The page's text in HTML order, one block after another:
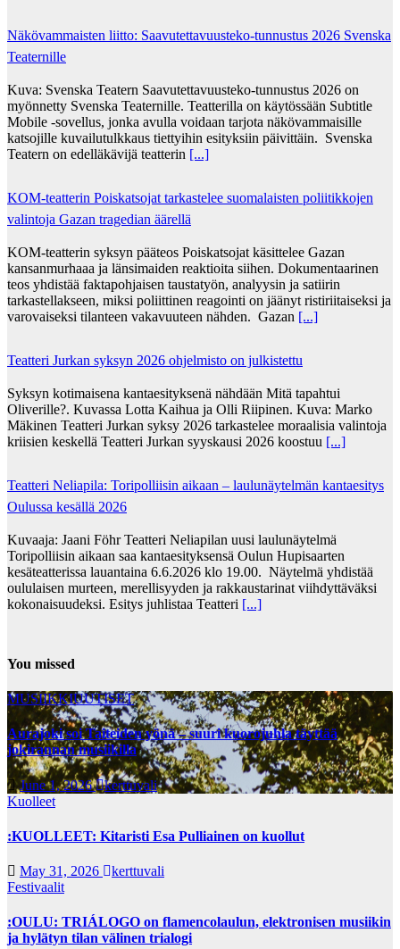
Näkövammaisten liitto: Saavutettavuusteko-tunnustus 2026 Svenska
Teaternille
Kuva: Svenska Teatern Saavutettavuusteko-tunnustus 2026 on
myönnetty Svenska Teaternille. Teatterilla on käytössään Subtitle
Mobile -sovellus, jonka avulla voidaan tarjota näkövammaisille
katsojille kuvailutulkkaus tiettyihin esityksiin päivittäin. Svenska
Teatern on edelläkävijä teatterin [...]
KOM-teatterin Poiskatsojat tarkastelee suomalaisten poliitikkojen
valintoja Gazan tragedian äärellä
KOM-teatterin syksyn pääteos Poiskatsojat käsittelee Gazan
kansanmurhaaa ja länsimaiden reaktioita siihen. Dokumentaarinen
teos yhdistää faktapohjaisen taustatyön, analyysin ja satiirin
tarkastellakseen, miksi poliittinen reagointi on jäänyt ristiriitaiseksi ja
varovaiseksi tilanteen vakavuuteen nähden. Gazan [...]
Teatteri Jurkan syksyn 2026 ohjelmisto on julkistettu
Syksyn kotimaisena kantaesityksenä nähdään Mitä tapahtui
Oliverille?. Kuvassa Lotta Kaihua ja Olli Riipinen. Kuva: Marko
Mäkinen Teatteri Jurkan syksy 2026 tarkastelee moraalisia valintoja
kriisien keskellä Teatteri Jurkan syyskausi 2026 koostuu [...]
Teatteri Neliapila: Toripolliisin aikaan – laulunäytelmän kantaesitys
Oulussa kesällä 2026
Kuvaaja: Jaani Föhr Teatteri Neliapilan uusi laulunäytelmä
Toripolliisin aikaan saa kantaesityksensä Oulun Hupisaarten
kesäteatterissa lauantaina 6.6.2026 klo 19.00. Näytelmä yhdistää
oululaisen murteen, merellisyyden ja rakkaustarinat viihdyttäväksi
kokonaisuudeksi. Esitys juhlistaa Teatteri [...]
You missed
MUSIIKKIUUTISET
Aurajoki soi Taiteiden yönä – suuri kuorojuhla täyttää
jokirannan musiikilla
June 1, 2026 kerttuvali
Kuolleet
:KUOLLEET: Kitaristi Esa Pulliainen on kuollut
May 31, 2026
kerttuvali
Festivaalit
:OULU: TRIÁLOGO on flamencolaulun, elektronisen musiikin
ja hylätyn tilan välinen trialogi